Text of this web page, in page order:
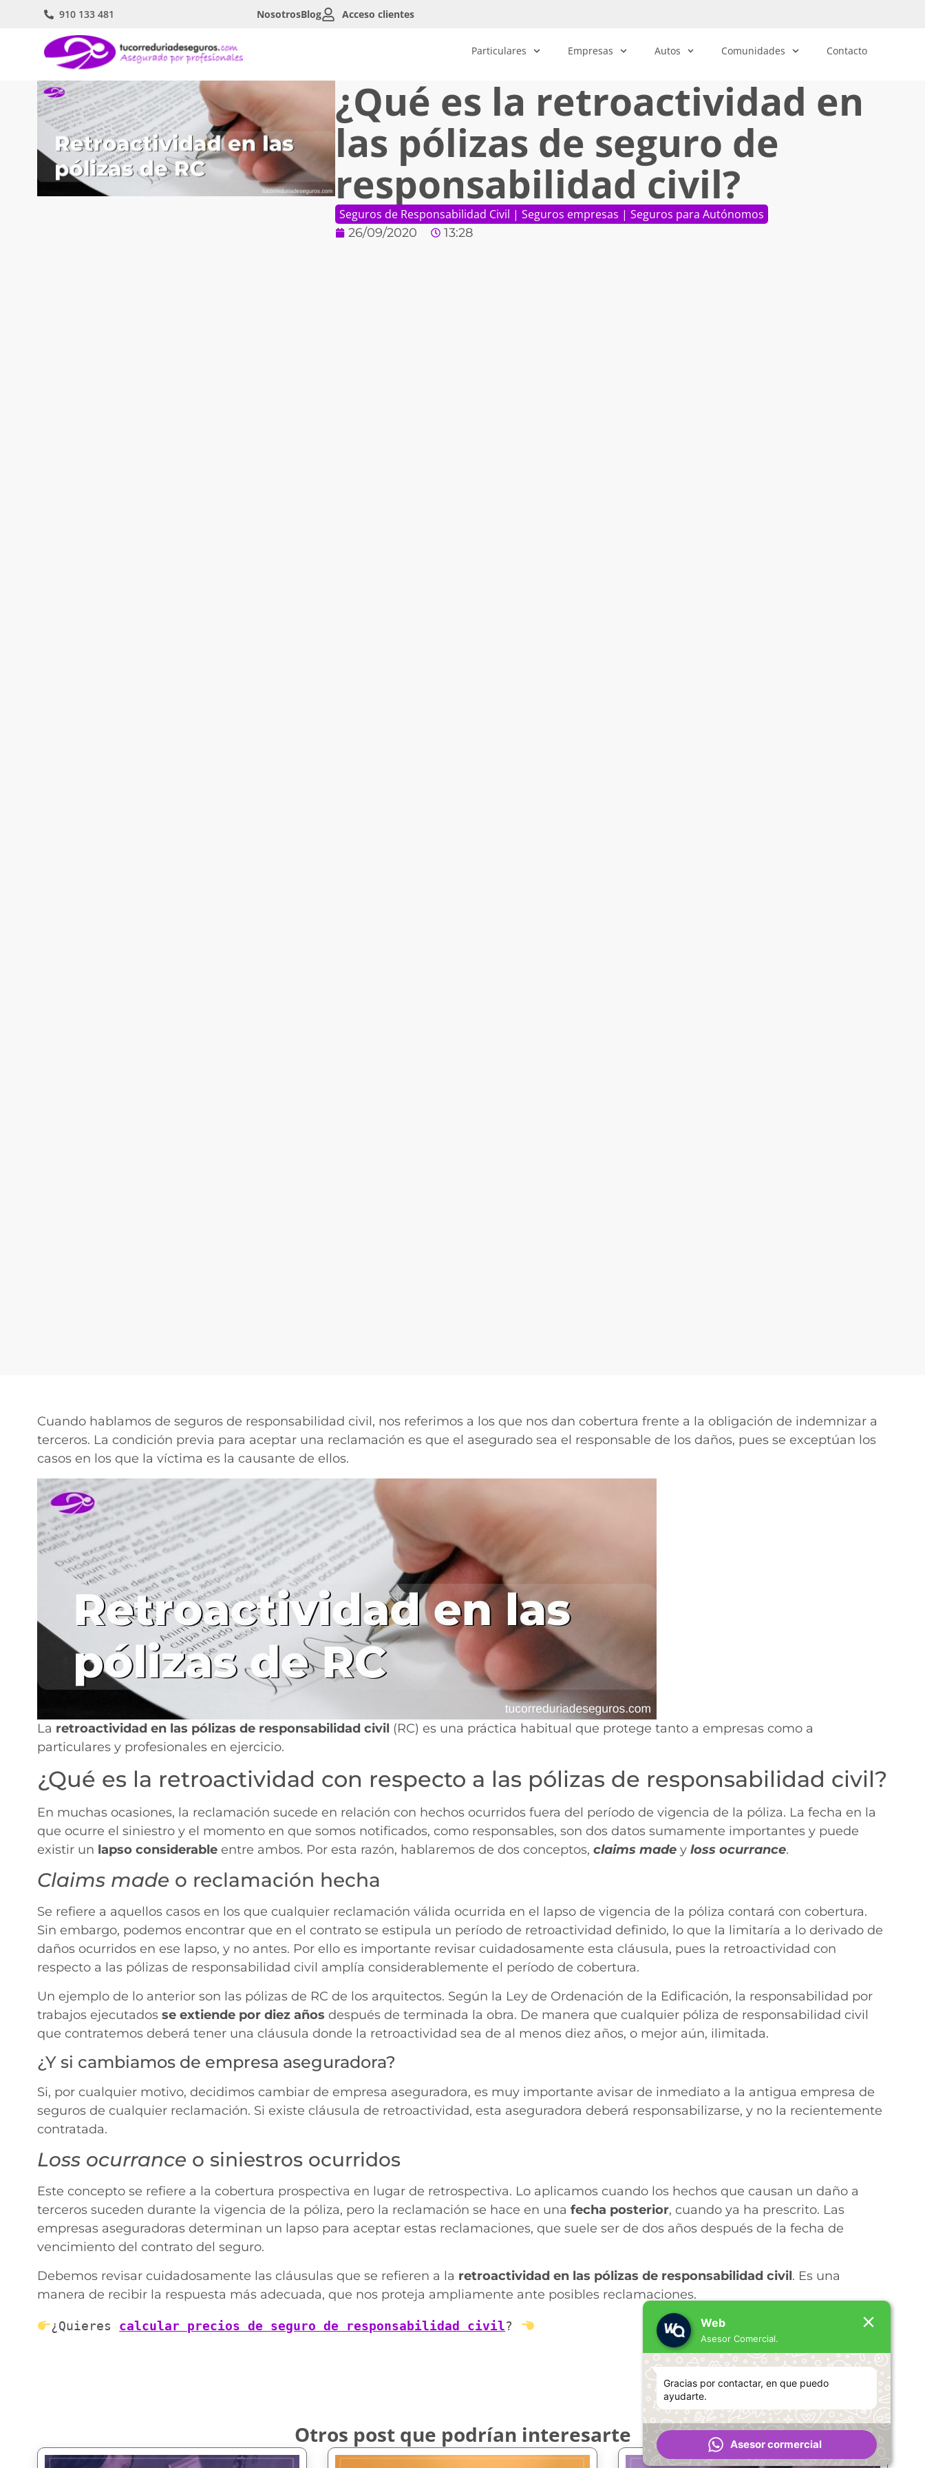
910 133 481 NosotrosBlog Acceso clientes
Particulares Empresas Autos Comunidades Contacto
¿Qué es la retroactividad en
las pólizas de seguro de
responsabilidad civil?
Seguros de Responsabilidad Civil | Seguros empresas | Seguros para Autónomos
26/09/2020
13:28
Cuando hablamos de seguros de responsabilidad civil, nos referimos a los que nos dan cobertura frente a la obligación de indemnizar a
terceros. La condición previa para aceptar una reclamación es que el asegurado sea el responsable de los daños, pues se exceptúan los
casos en los que la víctima es la causante de ellos.
La retroactividad en las pólizas de responsabilidad civil (RC) es una práctica habitual que protege tanto a empresas como a
particulares y profesionales en ejercicio.
¿Qué es la retroactividad con respecto a las pólizas de responsabilidad civil?
En muchas ocasiones, la reclamación sucede en relación con hechos ocurridos fuera del período de vigencia de la póliza. La fecha en la
que ocurre el siniestro y el momento en que somos notificados, como responsables, son dos datos sumamente importantes y puede
existir un lapso considerableentre ambos. Por esta razón, hablaremos de dos conceptos, claims made y loss ocurrance.
Claims made o reclamación hecha
Se refiere a aquellos casos en los que cualquier reclamación válida ocurrida en el lapso de vigencia de la póliza contará con cobertura.
Sin embargo, podemos encontrar que en el contrato se estipula un período de retroactividad definido, lo que la limitaría a lo derivado de
daños ocurridos en ese lapso, y no antes. Por ello es importante revisar cuidadosamente esta cláusula, pues la retroactividad con
respecto a las pólizas de responsabilidad civil amplía considerablemente el período de cobertura.
Un ejemplo de lo anterior son las pólizas de RC de los arquitectos. Según la Ley de Ordenación de la Edificación, la responsabilidad por
trabajos ejecutados se extiende por diez años después de terminada la obra. De manera que cualquier póliza de responsabilidad civil
que contratemos deberá tener una cláusula donde la retroactividad sea de al menos diez años, o mejor aún, ilimitada.
¿Y si cambiamos de empresa aseguradora?
Si, por cualquier motivo, decidimos cambiar de empresa aseguradora, es muy importante avisar de inmediato a la antigua empresa de
seguros de cualquier reclamación. Si existe cláusula de retroactividad, esta aseguradora deberá responsabilizarse, y no la recientemente
contratada.
Loss ocurrance o siniestros ocurridos
Este concepto se refiere a la cobertura prospectiva en lugar de retrospectiva. Lo aplicamos cuando los hechos que causan un daño a
terceros suceden durante la vigencia de la póliza, pero la reclamación se hace en una fecha posterior, cuando ya ha prescrito. Las
empresas aseguradoras determinan un lapso para aceptar estas reclamaciones, que suele ser de dos años después de la fecha de
vencimiento del contrato del seguro.
Debemos revisar cuidadosamente las cláusulas que se refieren a la retroactividad en las pólizas de responsabilidad civil. Es una
manera de recibir la respuesta más adecuada, que nos proteja ampliamente ante posibles reclamaciones.
¿Quieres calcular precios de seguro de responsabilidad civil?
Otros post que podrían interesarte
Web
Asesor Comercial.
Gracias por contactar, en que puedo
ayudarte.
Asesor cormercial